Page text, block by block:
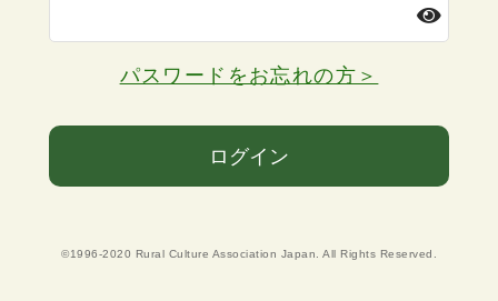
パスワードをお忘れの方＞
ログイン
©1996-2020 Rural Culture Association Japan. All Rights Reserved.